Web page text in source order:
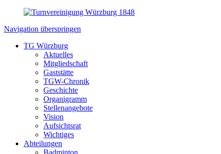
Navigation überspringen
TG Würzburg
Aktuelles
Mitgliedschaft
Gaststätte
TGW-Chronik
Geschichte
Organigramm
Stellenangebote
Vision
Aufsichtsrat
Wichtiges
Abteilungen
Badminton